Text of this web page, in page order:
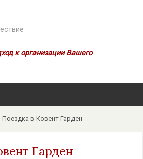
к организации Вашего
Поездка в Ковент Гарден
Гарден